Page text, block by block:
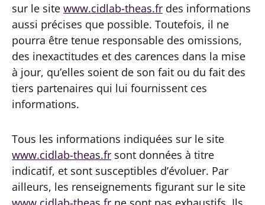
sur le site www.cidlab-theas.fr des informations
aussi précises que possible. Toutefois, il ne
pourra être tenue responsable des omissions,
des inexactitudes et des carences dans la mise
à jour, qu’elles soient de son fait ou du fait des
tiers partenaires qui lui fournissent ces
informations.
Tous les informations indiquées sur le site
www.cidlab-theas.fr sont données à titre
indicatif, et sont susceptibles d’évoluer. Par
ailleurs, les renseignements figurant sur le site